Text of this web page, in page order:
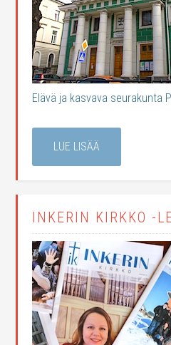
Elävä ja kasvava seurakunta
LUE LISÄÄ
INKERIN KIRKKO -